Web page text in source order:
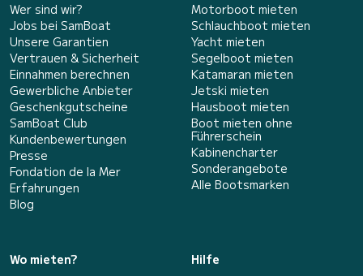
Wer sind wir?
Jobs bei SamBoat
Unsere Garantien
Vertrauen & Sicherheit
Einnahmen berechnen
Gewerbliche Anbieter
Geschenkgutscheine
SamBoat Club
Kundenbewertungen
Presse
Fondation de la Mer
Erfahrungen
Blog
Motorboot mieten
Schlauchboot mieten
Yacht mieten
Segelboot mieten
Katamaran mieten
Jetski mieten
Hausboot mieten
Boot mieten ohne
Führerschein
Kabinencharter
Sonderangebote
Alle Bootsmarken
Wo mieten?
Hilfe